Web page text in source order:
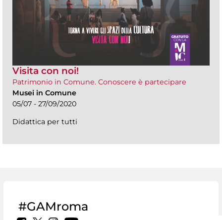
Visita con noi!
Patrimonio in Comune. Conoscere è partecipare
Musei in Comune
05/07 - 27/09/2020
Didattica per tutti
#GAMroma